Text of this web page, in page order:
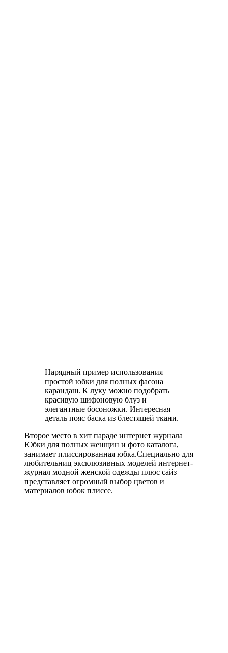
Нарядный пример использования
простой юбки для полных фасона
карандаш. К луку можно подобрать
красивую шифоновую блуз и
элегантные босоножки. Интересная
деталь пояс баска из блестящей ткани.
Второе место в хит параде интернет журнала
Юбки для полных женщин и фото каталога,
занимает плиссированная юбка.Специально для
любительниц эксклюзивных моделей интернет-
журнал модной женской одежды плюс сайз
представляет огромный выбор цветов и
материалов юбок плиссе.